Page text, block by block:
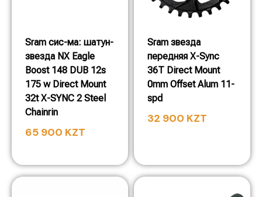
Sram сис-ма: шатун-
звезда NX Eagle
Boost 148 DUB 12s
175 w Direct Mount
32t X-SYNC 2 Steel
Chainrin
65 900 KZT
Sram звезда
передняя X-Sync
36T Direct Mount
0mm Offset Alum 11-
spd
32 900 KZT